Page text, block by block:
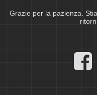
Grazie per la pazienza.